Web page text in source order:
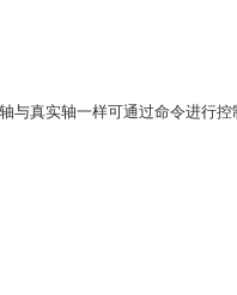
与真实轴一样可通过命令进行